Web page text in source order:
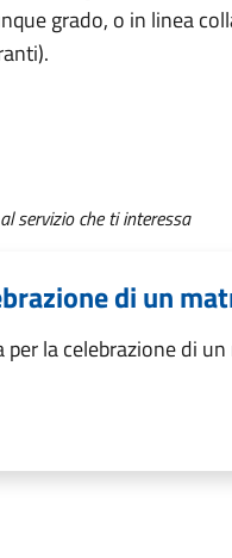
grado, o in linea
servizio che ti interessa
di un
per la celebrazione di